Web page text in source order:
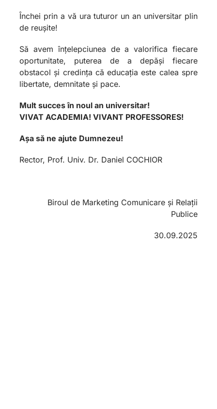
Închei prin a vă ura tuturor un an universitar plin
de reușite!
Să avem înțelepciunea de a valorifica fiecare
oportunitate, puterea de a depăși fiecare
obstacol și credința că educația este calea spre
libertate, demnitate și pace.
Mult succes în noul an universitar!
VIVAT ACADEMIA! VIVANT PROFESSORES!
Așa să ne ajute Dumnezeu!
Rector, Prof. Univ. Dr. Daniel COCHIOR
Biroul de Marketing Comunicare și Relații
Publice
30.09.2025